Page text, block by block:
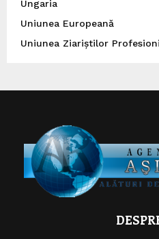
Ungaria
Uniunea Europeană
Uniunea Ziariștilor